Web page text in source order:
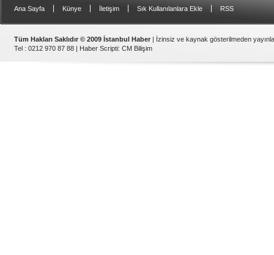
Ana Sayfa Künye İletişim Sık Kullanılanlara Ekle RSS
Tüm Hakları Saklıdır © 2009 İstanbul Haber | İzinsiz ve kaynak gösterilmeden
Tel : 0212 970 87 88 | Haber Scripti: CM Bilişim